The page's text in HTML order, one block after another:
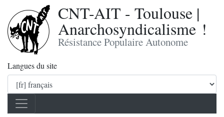
CNT-AIT - Toulouse |
Anarchosyndicalisme !
Résistance Populaire Autonome
Langues du site